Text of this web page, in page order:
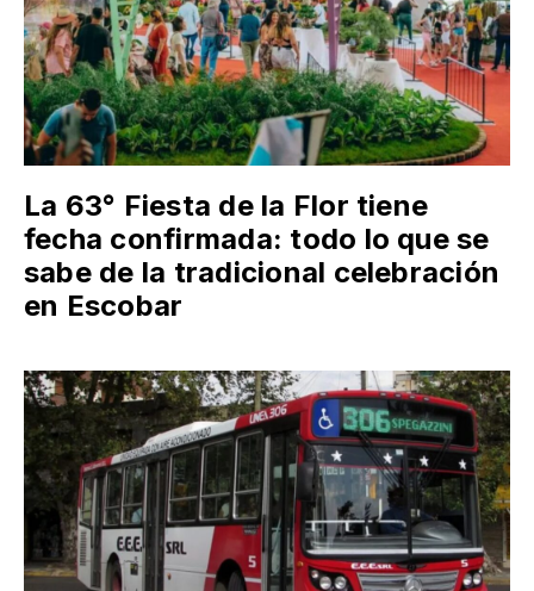
La 63° Fiesta de la Flor tiene
fecha confirmada: todo lo que se
sabe de la tradicional celebración
en Escobar